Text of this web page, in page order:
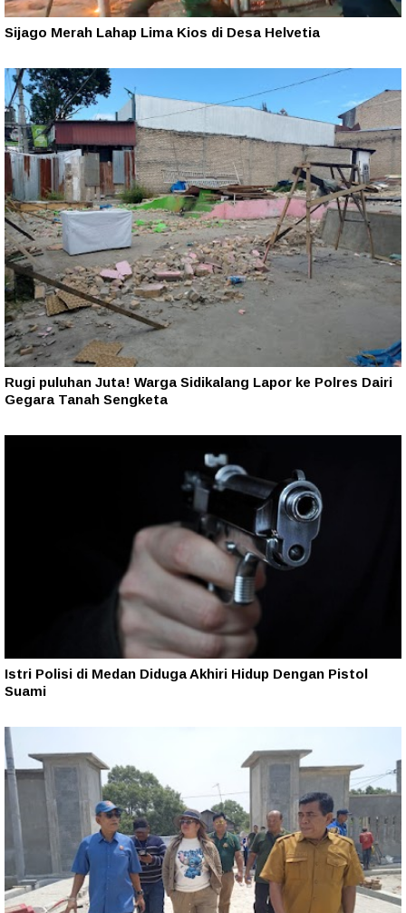
Sijago Merah Lahap Lima Kios di Desa Helvetia
Rugi puluhan Juta! Warga Sidikalang Lapor ke Polres Dairi
Gegara Tanah Sengketa
Istri Polisi di Medan Diduga Akhiri Hidup Dengan Pistol
Suami